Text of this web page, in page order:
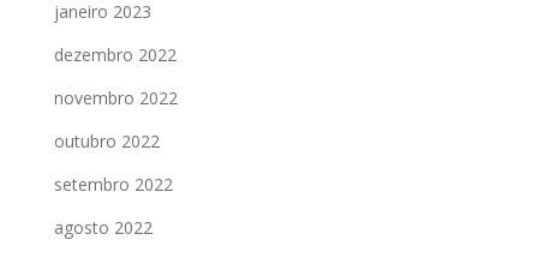
janeiro 2023
dezembro 2022
novembro 2022
outubro 2022
setembro 2022
agosto 2022